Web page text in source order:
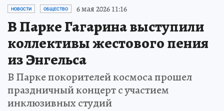
НОВОСТИ ОБЩЕСТВО 6 мая 2026 11:16
В Парке Гагарина выступили
коллективы жестового пения
из Энгельса
В Парке покорителей космоса прошел
праздничный концерт с участием
инклюзивных студий